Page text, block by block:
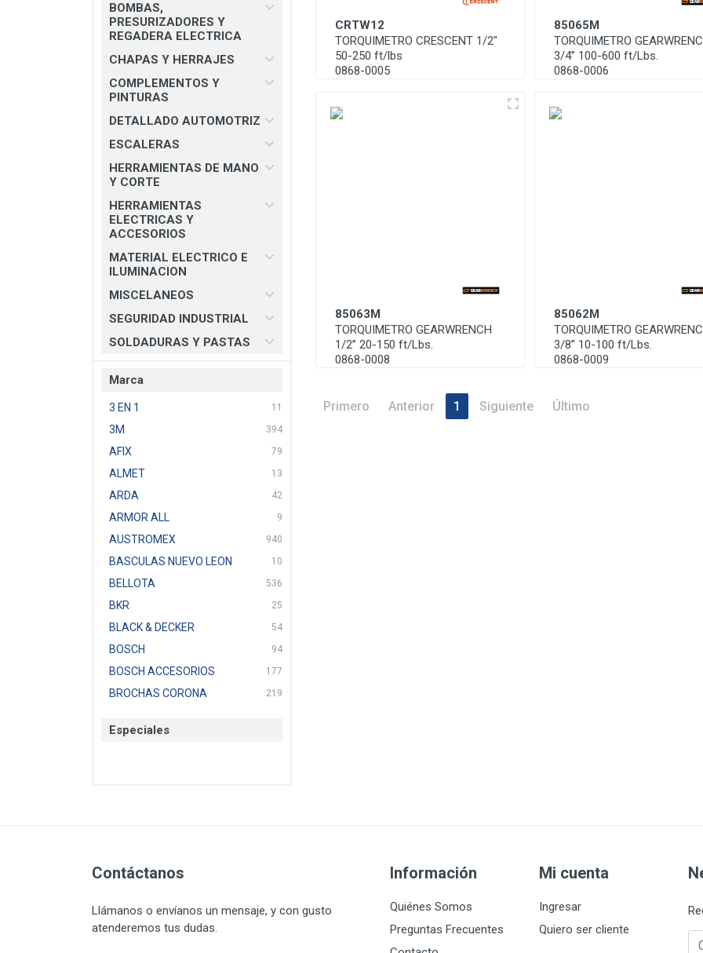
HERRAMIENTAS DE MANO Y
CORTE
HERRAMIENTAS ELECTRICAS Y
MATERIAL ELECTRICO E
MISCELANEOS
PRODUCTOS 3M
SOLDADURAS Y PASTAS
BOMBAS,
PRESURIZADORES Y
REGADERA ELECTRICA
CHAPAS Y HERRAJES
COMPLEMENTOS Y
PINTURAS
DETALLADO AUTOMOTRIZ
ESCALERAS
HERRAMIENTAS DE MANO
Y CORTE
HERRAMIENTAS
ELECTRICAS Y
ACCESORIOS
MATERIAL ELECTRICO E
ILUMINACION
MISCELANEOS
SEGURIDAD INDUSTRIAL
SOLDADURAS Y PASTAS
Marca
3 EN 1 11
3M 394
AFIX 79
ALMET 13
ARDA 42
ARMOR ALL 9
AUSTROMEX 940
BASCULAS NUEVO LEON 10
BELLOTA 536
BKR 25
BLACK & DECKER 54
BOSCH 94
BOSCH ACCESORIOS 177
BROCHAS CORONA 219
CAT
CORONA
CRESCENT 251
DAP SELLADORES
Especiales
CRTW12
TORQUIMETRO CRESCENT 1/2"
50-250 ft/lbs
0868-0005
85065M
TORQUIMETRO
3/4” 100-600 ft/Lbs.
0868-0006
85063M
TORQUIMETRO GEARWRENCH
1/2” 20-150 ft/Lbs.
0868-0008
85062M
TORQUIMETRO
3/8” 10-100 ft/Lbs.
0868-0009
Primero Anterior 1 Siguiente Último
Contáctanos
Llámanos o envíanos un mensaje, y con gusto
atenderemos tus dudas.
Información
Quiénes Somos
Preguntas Frecuentes
Mi cuenta
Ingresar
Quiero ser cliente